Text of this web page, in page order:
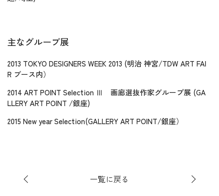
主なグループ展
2013 TOKYO DESIGNERS WEEK 2013 (明治 神宮/TDW ART FAI
R ブース内）
2014 ART POINT Selection Ⅲ 画廊選抜作家グループ展 (GA
LLERY ART POINT /銀座)
2015 New year Selection(GALLERY ART POINT/銀座）
一覧に戻る